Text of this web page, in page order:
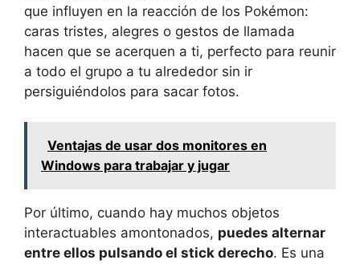
que influyen en la reacción de los Pokémon:
caras tristes, alegres o gestos de llamada
hacen que se acerquen a ti, perfecto para reunir
a todo el grupo a tu alrededor sin ir
persiguiéndolos para sacar fotos.
Ventajas de usar dos monitores en
Windows para trabajar y jugar
Por último, cuando hay muchos objetos
interactuables amontonados, puedes alternar
entre ellos pulsando el stick derecho. Es una